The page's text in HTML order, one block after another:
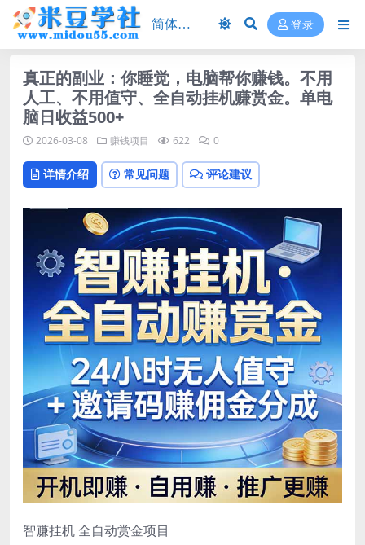
登录
真正的副业：你睡觉，电脑帮你赚钱。不用
人工、不用值守、全自动挂机赚赏金。单电
脑日收益500+
2026-03-08 赚钱项目 622 0
详情介绍 常见问题 评论建议
智赚挂机 全自动赏金项目